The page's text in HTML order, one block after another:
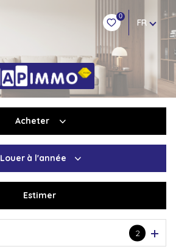
0
FR
Acheter
Louer à l'année
Estimer
2